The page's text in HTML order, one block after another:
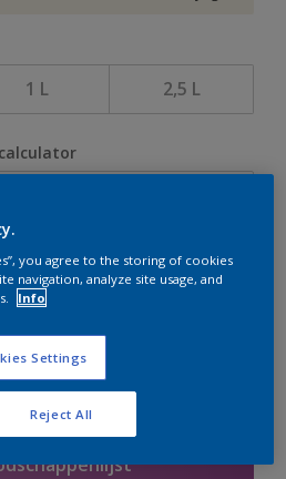
1 L 2,5 L
mogelijk dit product online
in de gaten, we werken
you agree to the storing of cookies
navigation, analyze site usage, and
Info
Settings
Reject All